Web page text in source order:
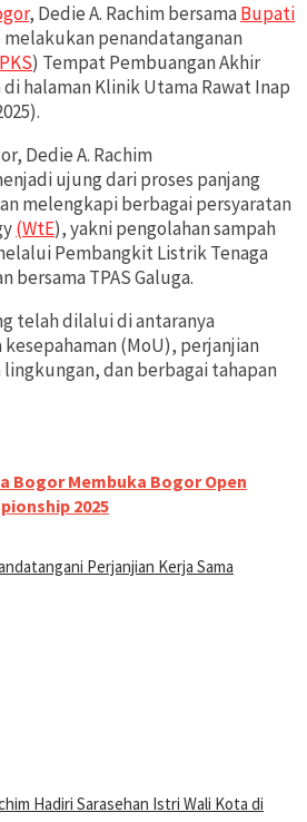
, Dedie A. Rachim bersamaBupati
penandatanganan
PKS) Tempat Pembuangan Akhir
di halaman Klinik Utama Rawat Inap
Dedie A. Rachim
ujung dari proses panjang
melengkapi berbagai persyaratan
(WtE), yakni pengolahan sampah
Pembangkit Listrik Tenaga
bersama TPAS Galuga.
telah dilalui di antaranya
(MoU), perjanjian
dan berbagai tahapan
Bogor Membuka Bogor Open
2025
Perjanjian Kerja Sama
Hadiri Sarasehan Istri Wali Kota di